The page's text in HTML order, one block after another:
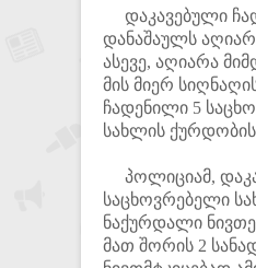
დაკავებული
დანაშაულს
ასევე, აღიარა
მის მიერ
ჩადენილი 5
სახლის ქურდობის
პოლიციამ,
საცხოვრებელი
ნაქურდალი
მათ შორის 2